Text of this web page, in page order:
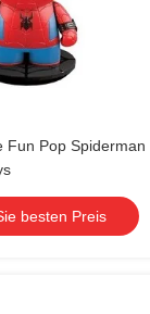
Fun Pop Spiderman
besten Preis